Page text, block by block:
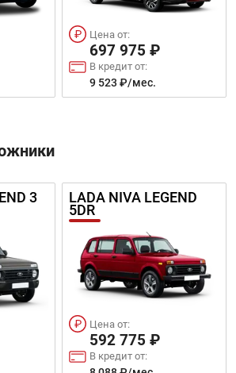
Цена от:
697 975 ₽
В кредит от:
9 523 ₽/мес.
3 LADA NIVA LEGEND
5DR
Цена от:
592 775 ₽
В кредит от: